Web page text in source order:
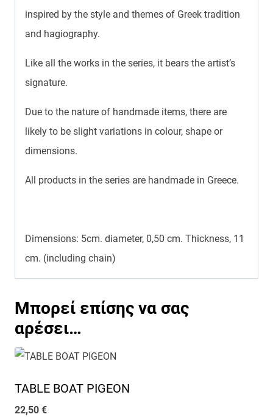
inspired by the style and themes of Greek tradition
and hagiography.
Like all the works in the series, it bears the artist’s
signature.
Due to the nature of handmade items, there are
likely to be slight variations in colour, shape or
dimensions.
All products in the series are handmade in Greece.
Dimensions: 5cm. diameter, 0,50 cm. Thickness, 11
cm. (including chain)
Μπορεί επίσης να σας
αρέσει…
TABLE BOAT PIGEON
22,50 €